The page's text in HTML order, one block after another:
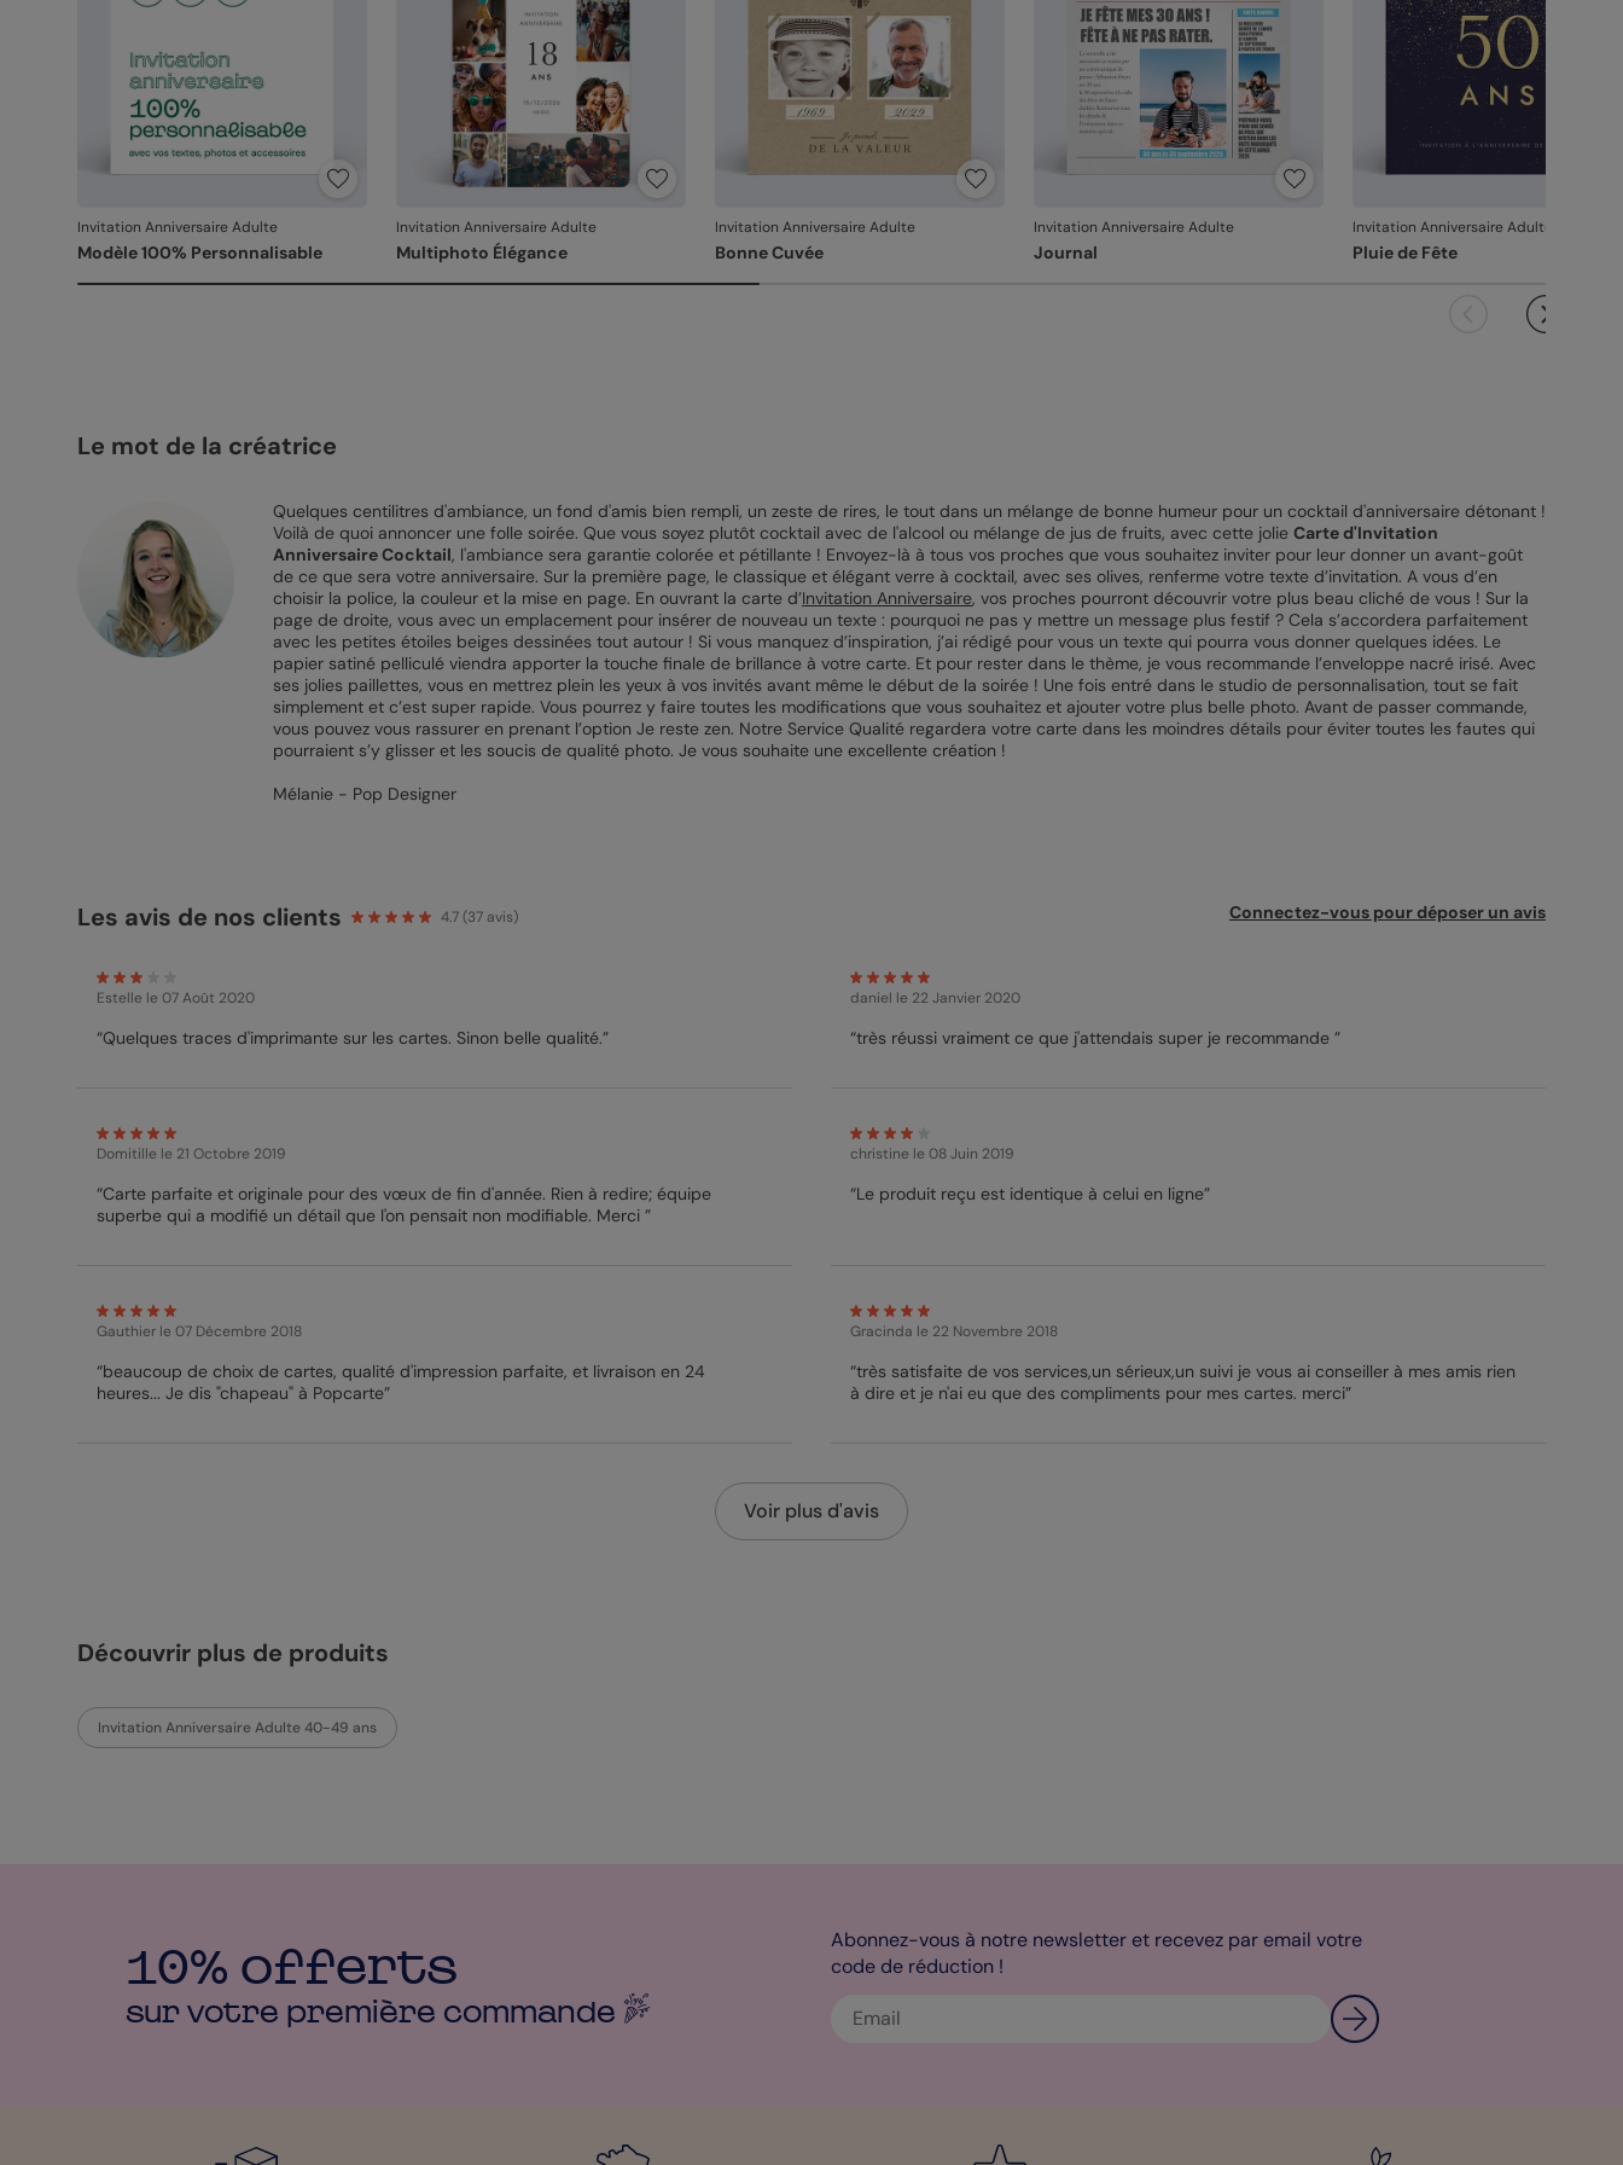
Invitation Anniversaire Adulte
Modèle 100% Personnalisable
Invitation Anniversaire Adulte
Multiphoto Élégance
Invitation Anniversaire Adulte
Bonne Cuvée
Invitation Anniversaire Adulte
Journal
Invitation Anniversaire Adulte
Pluie de Fête
Le mot de la créatrice
Quelques centilitres d'ambiance, un fond d'amis bien rempli, un zeste de rires, le tout dans un mélange de bonne humeur pour un cocktail d'anniversaire détonant !
Voilà de quoi annoncer une folle soirée. Que vous soyez plutôt cocktail avec de l'alcool ou mélange de jus de fruits, avec cette jolie Carte d'Invitation
Anniversaire Cocktail, l'ambiance sera garantie colorée et pétillante ! Envoyez-là à tous vos proches que vous souhaitez inviter pour leur donner un avant-goût
de ce que sera votre anniversaire. Sur la première page, le classique et élégant verre à cocktail, avec ses olives, renferme votre texte d’invitation. A vous d’en
choisir la police, la couleur et la mise en page. En ouvrant la carte d’Invitation Anniversaire, vos proches pourront découvrir votre plus beau cliché de vous ! Sur la
page de droite, vous avec un emplacement pour insérer de nouveau un texte : pourquoi ne pas y mettre un message plus festif ? Cela s’accordera parfaitement
avec les petites étoiles beiges dessinées tout autour ! Si vous manquez d’inspiration, j’ai rédigé pour vous un texte qui pourra vous donner quelques idées. Le
papier satiné pelliculé viendra apporter la touche finale de brillance à votre carte. Et pour rester dans le thème, je vous recommande l’enveloppe nacré irisé. Avec
ses jolies paillettes, vous en mettrez plein les yeux à vos invités avant même le début de la soirée ! Une fois entré dans le studio de personnalisation, tout se fait
simplement et c’est super rapide. Vous pourrez y faire toutes les modifications que vous souhaitez et ajouter votre plus belle photo. Avant de passer commande,
vous pouvez vous rassurer en prenant l’option Je reste zen. Notre Service Qualité regardera votre carte dans les moindres détails pour éviter toutes les fautes qui
pourraient s’y glisser et les soucis de qualité photo. Je vous souhaite une excellente création !
Mélanie - Pop Designer
Les avis de nos clients 4.7(37avis) Connectez-vous pour déposer un avis
Estelle le 07 Août 2020
“Quelques traces d'imprimante sur les cartes. Sinon belle qualité.”
daniel le 22 Janvier 2020
“très réussi vraiment ce que j'attendais super je recommande ”
Domitille le 21 Octobre 2019
“Carte parfaite et originale pour des vœux de fin d'année. Rien à redire; équipe
superbe qui a modifié un détail que l'on pensait non modifiable. Merci ”
christine le 08 Juin 2019
“Le produit reçu est identique à celui en ligne”
Gauthier le 07 Décembre 2018
“beaucoup de choix de cartes, qualité d'impression parfaite, et livraison en 24
heures... Je dis "chapeau" à Popcarte”
Gracinda le 22 Novembre 2018
“très satisfaite de vos services,un sérieux,un suivi je vous ai conseiller à mes amis rien
à dire et je n'ai eu que des compliments pour mes cartes. merci”
Voir plus d'avis
Découvrir plus de produits
Invitation Anniversaire Adulte 40-49 ans
10% offerts
sur votre première commande
Abonnez-vous à notre newsletter et recevez par email votre
code de réduction !